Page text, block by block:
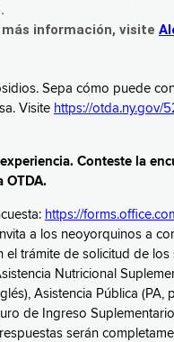
información, visite
Sepa cómo puede
Visite https://otda.ny.gov/
Conteste la
OTDA.
https://
a los neoyorquinos a
el trámite de solicitud de los
Nutricional
Asistencia Pública (PA,
de Ingreso
serán